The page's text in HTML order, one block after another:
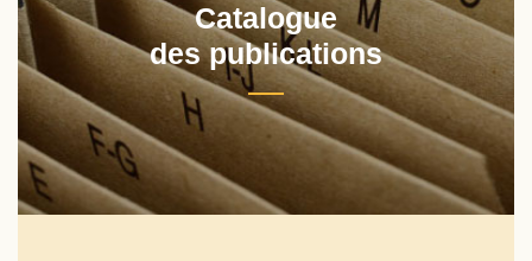
Catalogue
des publications